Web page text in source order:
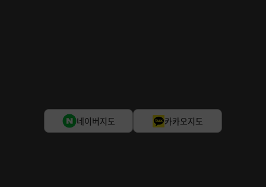
네이버지도 카카오지도